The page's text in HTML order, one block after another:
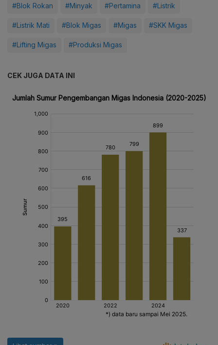
#Blok Rokan #Minyak #Pertamina #Listrik
#Listrik Mati #Blok Migas #Migas #SKK Migas
#Lifting Migas #Produksi Migas
CEK JUGA DATA INI